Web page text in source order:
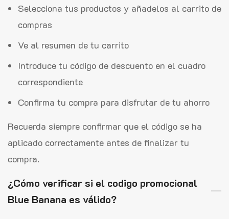
Selecciona tus productos y añadelos al carrito de
compras
Ve al resumen de tu carrito
Introduce tu código de descuento en el cuadro
correspondiente
Confirma tu compra para disfrutar de tu ahorro
Recuerda siempre confirmar que el código se ha
aplicado correctamente antes de finalizar tu
compra.
¿Cómo verificar si el codigo promocional
Blue Banana es válido?